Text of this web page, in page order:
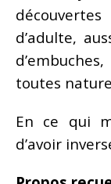
d’adulte,
toutes
En ce qui
d’avoir